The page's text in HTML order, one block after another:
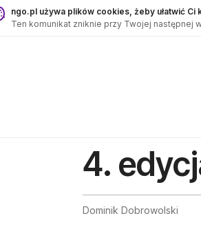
ngo.pl używa plików cookies, żeby ułatwić Ci
Ten komunikat zniknie przy Twojej następnej
4.
Dominik Dobrowolski